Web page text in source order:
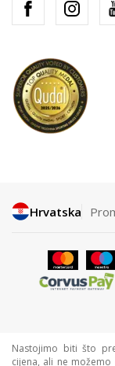
Hrvatska
Nastojimo biti što
cijena, ali ne